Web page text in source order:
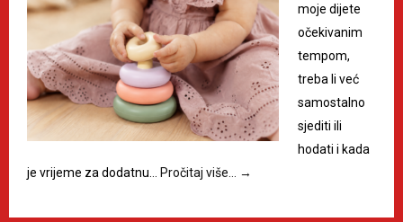
moje dijete
očekivanim
tempom,
treba li već
samostalno
sjediti ili
hodati i kada
je vrijeme za dodatnu…
Pročitaj više… →